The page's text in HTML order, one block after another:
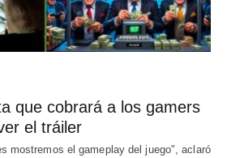
que cobrará a los gamers
el tráiler
mostremos el gameplay del juego", aclaró